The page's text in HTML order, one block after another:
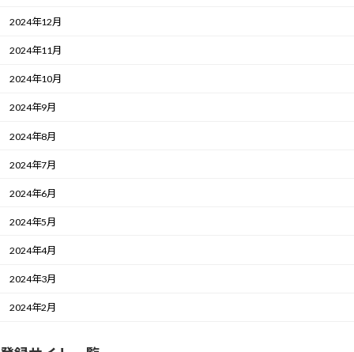
2024年12月
2024年11月
2024年10月
2024年9月
2024年8月
2024年7月
2024年6月
2024年5月
2024年4月
2024年3月
2024年2月